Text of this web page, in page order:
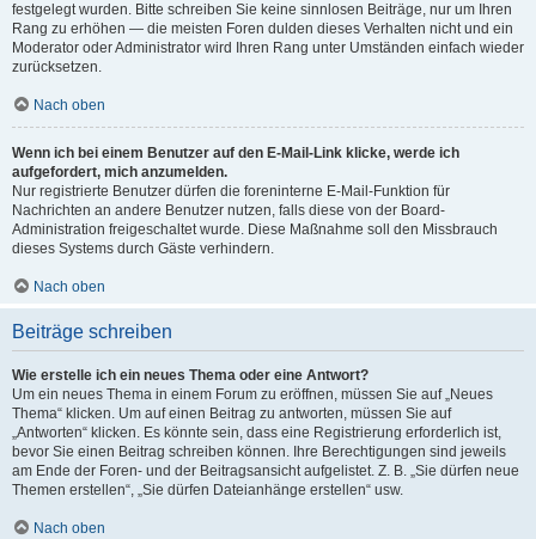
festgelegt wurden. Bitte schreiben Sie keine sinnlosen Beiträge, nur um Ihren
Rang zu erhöhen — die meisten Foren dulden dieses Verhalten nicht und ein
Moderator oder Administrator wird Ihren Rang unter Umständen einfach wieder
zurücksetzen.
Nach oben
Wenn ich bei einem Benutzer auf den E-Mail-Link klicke, werde ich
aufgefordert, mich anzumelden.
Nur registrierte Benutzer dürfen die foreninterne E-Mail-Funktion für
Nachrichten an andere Benutzer nutzen, falls diese von der Board-
Administration freigeschaltet wurde. Diese Maßnahme soll den Missbrauch
dieses Systems durch Gäste verhindern.
Nach oben
Beiträge schreiben
Wie erstelle ich ein neues Thema oder eine Antwort?
Um ein neues Thema in einem Forum zu eröffnen, müssen Sie auf „Neues
Thema“ klicken. Um auf einen Beitrag zu antworten, müssen Sie auf
„Antworten“ klicken. Es könnte sein, dass eine Registrierung erforderlich ist,
bevor Sie einen Beitrag schreiben können. Ihre Berechtigungen sind jeweils
am Ende der Foren- und der Beitragsansicht aufgelistet. Z. B. „Sie dürfen neue
Themen erstellen“, „Sie dürfen Dateianhänge erstellen“ usw.
Nach oben